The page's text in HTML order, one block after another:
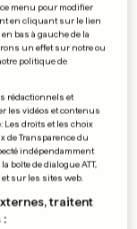
un beau triplé
menu pour modifier
en cliquant sur le lien
bas à gauche de la
un effet sur notre ou
politique de
rédactionnels et
les vidéos et contenus
Les droits et les choix
de Transparence du
indépendamment
boîte de dialogue ATT,
sur les sites web.
traitent
: